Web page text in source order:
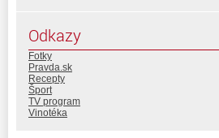
Odkazy
Fotky
Pravda.sk
Recepty
Šport
TV program
Vinotéka